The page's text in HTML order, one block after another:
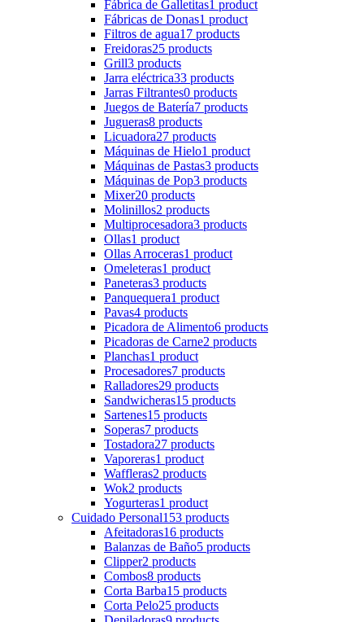
Fábrica de Galletitas1 product
Fábricas de Donas1 product
Filtros de agua17 products
Freidoras25 products
Grill3 products
Jarra eléctrica33 products
Jarras Filtrantes0 products
Juegos de Batería7 products
Jugueras8 products
Licuadora27 products
Máquinas de Hielo1 product
Máquinas de Pastas3 products
Máquinas de Pop3 products
Mixer20 products
Molinillos2 products
Multiprocesadora3 products
Ollas1 product
Ollas Arroceras1 product
Omeleteras1 product
Paneteras3 products
Panquequera1 product
Pavas4 products
Picadora de Alimento6 products
Picadoras de Carne2 products
Planchas1 product
Procesadores7 products
Ralladores29 products
Sandwicheras15 products
Sartenes15 products
Soperas7 products
Tostadora27 products
Vaporeras1 product
Waffleras2 products
Wok2 products
Yogurteras1 product
Cuidado Personal153 products
Afeitadoras16 products
Balanzas de Baño5 products
Clipper2 products
Combos8 products
Corta Barba15 products
Corta Pelo25 products